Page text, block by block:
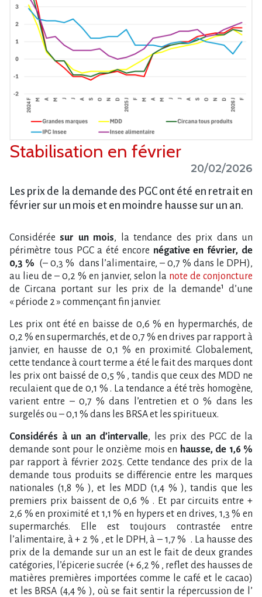
Stabilisation en février
20/02/2026
Les prix de la demande des PGC ont été en retrait en
février sur un mois et en moindre hausse sur un an.
Considéréesur un mois, la tendance des prix dans un
périmètre tous PGC a été encore négative en février, de
0,3 % (– 0,3 % dans l’alimentaire, – 0,7 % dans le DPH),
au lieu de – 0,2 % en janvier, selon la note de conjoncture
de Circana portant sur les prix de la demande¹ d’une
« période 2 » commençant fin janvier.
Les prix ont été en baisse de 0,6 % en hypermarchés, de
0,2 % en supermarchés, et de 0,7 % en drives par rapport à
janvier, en hausse de 0,1 % en proximité. Globalement,
cette tendance à court terme a été le fait des marques dont
les prix ont baissé de 0,5 % , tandis que ceux des MDD ne
reculaient que de 0,1 % . La tendance a été très homogène,
varient entre – 0,7 % dans l’entretien et 0 % dans les
surgelés ou – 0,1 % dans les BRSA et les spiritueux.
Considérés à un an d’intervalle, les prix des PGC de la
demande sont pour le onzième mois en hausse, de 1,6 %
par rapport à février 2025. Cette tendance des prix de la
demande tous produits se différencie entre les marques
nationales (1,8 % ), et les MDD (1,4 % ), tandis que les
premiers prix baissent de 0,6 % . Et par circuits entre +
2,6 % en proximité et 1,1 % en hypers et en drives, 1,3 % en
supermarchés. Elle est toujours contrastée entre
l’alimentaire, à + 2 % , et le DPH, à – 1,7 % . La hausse des
prix de la demande sur un an est le fait de deux grandes
catégories, l’épicerie sucrée (+ 6,2 % , reflet des hausses de
matières premières importées comme le café et le cacao)
et les BRSA (4,4 % ), où se fait sentir la répercussion de l’